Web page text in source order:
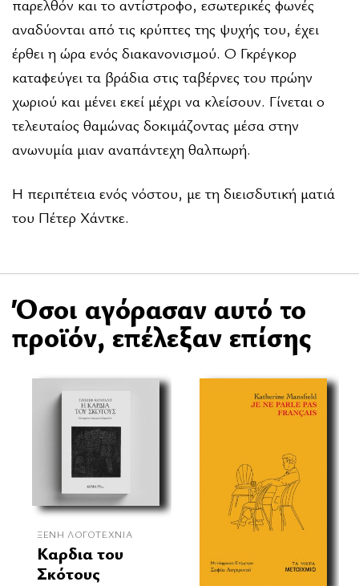
παρελθόν και το αντίστροφο, εσωτερικές φωνές
αναδύονται από τις κρύπτες της ψυχής του, έχει
έρθει η ώρα ενός διακανονισμού. Ο Γκρέγκορ
καταφεύγει τα βράδια στις ταβέρνες του πρώην
χωριού και μένει εκεί μέχρι να κλείσουν. Γίνεται ο
τελευταίος θαμώνας δοκιμάζοντας μέσα στην
ανωνυμία μιαν αναπάντεχη θαλπωρή.
Η περιπέτεια ενός νόστου, με τη διεισδυτική ματιά
του Πέτερ Χάντκε.
Όσοι αγόρασαν αυτό το
προϊόν, επέλεξαν επίσης
ΞΈΝΗ ΛΟΓΟΤΕΧΝΊΑ
Καρδια του
Σκότους